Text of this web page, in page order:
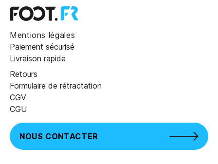
Mentions légales
Paiement sécurisé
Livraison rapide
Retours
Formulaire de rétractation
CGV
CGU
NOUS CONTACTER